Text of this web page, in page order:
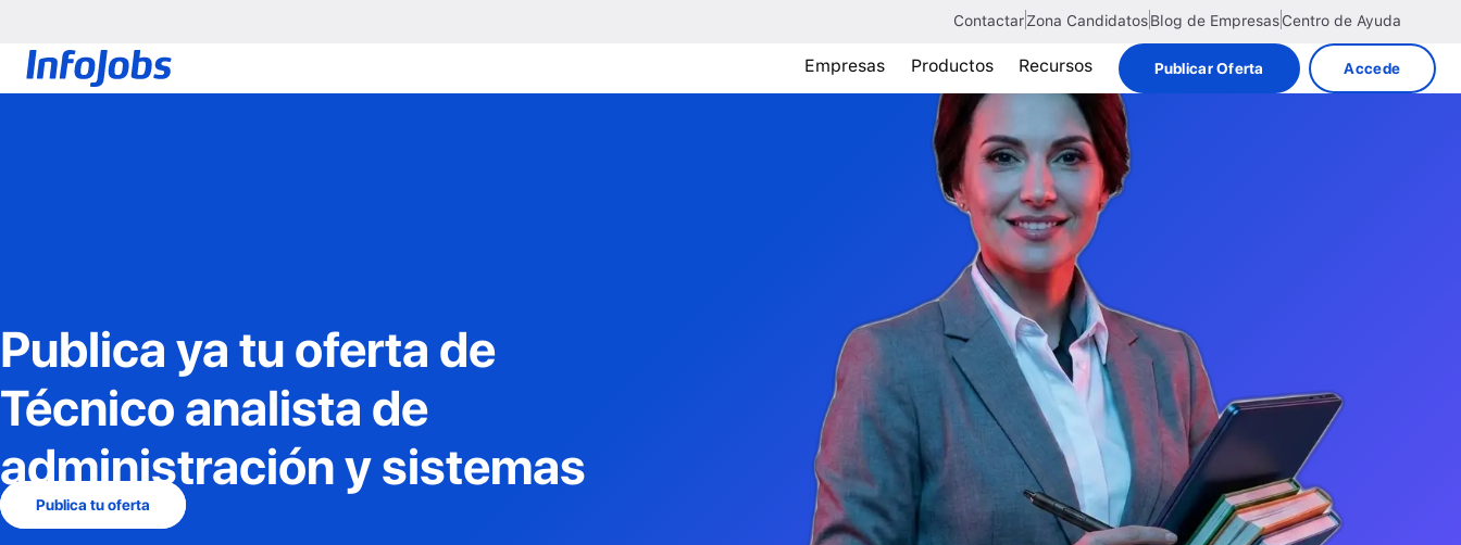
ContactarZona CandidatosBlog de EmpresasCentro de Ayuda
Empresas Productos Recursos Publicar Oferta Accede
Publica ya tu oferta de
Técnico analista de
administración y sistemas
Publica tu oferta